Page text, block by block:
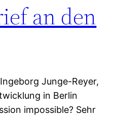
an den
Junge-Reyer,
in Berlin
impossible? Sehr